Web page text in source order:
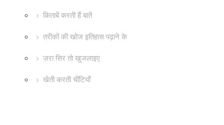
किताबें करती हैं बातें
तरीकों की खोज इतिहास पढ़ाने के
ज़रा सिर तो खुजलाइए
खेती करती चींटियाँ